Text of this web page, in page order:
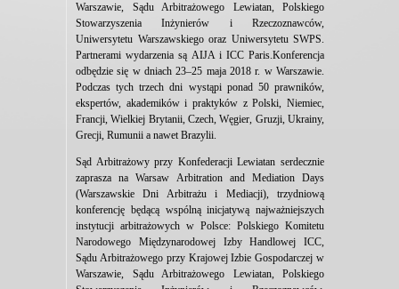
Warszawie, Sądu Arbitrażowego Lewiatan, Polskiego
Stowarzyszenia Inżynierów i Rzeczoznawców,
Uniwersytetu Warszawskiego oraz Uniwersytetu SWPS.
Partnerami wydarzenia są AIJA i ICC Paris.Konferencja
odbędzie się w dniach 23–25 maja 2018 r. w Warszawie.
Podczas tych trzech dni wystąpi ponad 50 prawników,
ekspertów, akademików i praktyków z Polski, Niemiec,
Francji, Wielkiej Brytanii, Czech, Węgier, Gruzji, Ukrainy,
Grecji, Rumunii a nawet Brazylii.
Sąd Arbitrażowy przy Konfederacji Lewiatan serdecznie
zaprasza na Warsaw Arbitration and Mediation Days
(Warszawskie Dni Arbitrażu i Mediacji), trzydniową
konferencję będącą wspólną inicjatywą najważniejszych
instytucji arbitrażowych w Polsce: Polskiego Komitetu
Narodowego Międzynarodowej Izby Handlowej ICC,
Sądu Arbitrażowego przy Krajowej Izbie Gospodarczej w
Warszawie, Sądu Arbitrażowego Lewiatan, Polskiego